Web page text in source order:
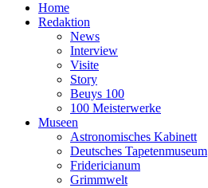
Home
Redaktion
News
Interview
Visite
Story
Beuys 100
100 Meisterwerke
Museen
Astronomisches Kabinett
Deutsches Tapetenmuseum
Fridericianum
Grimmwelt